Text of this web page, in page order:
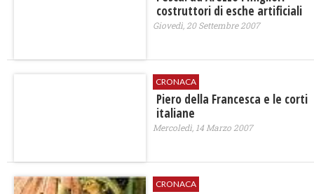
costruttori di esche artificiali
Giovedì, 20 Settembre 2007
CRONACA
Piero della Francesca e le corti
italiane
Mercoledì, 14 Marzo 2007
CRONACA